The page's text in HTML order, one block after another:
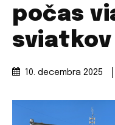
počas
sviatkov
10. decembra 2025